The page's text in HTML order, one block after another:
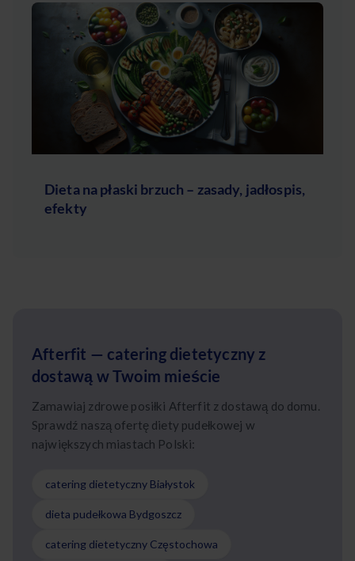
Dieta na płaski brzuch – zasady, jadłospis,
efekty
Afterfit — catering dietetyczny z
dostawą w Twoim mieście
Zamawiaj zdrowe posiłki Afterfit z dostawą do domu.
Sprawdź naszą ofertę diety pudełkowej w
największych miastach Polski:
catering dietetyczny Białystok
dieta pudełkowa Bydgoszcz
catering dietetyczny Częstochowa